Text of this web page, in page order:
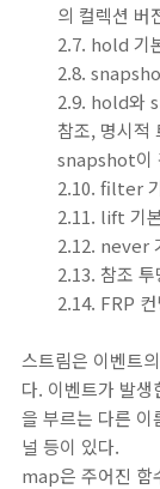
의 컬렉션 버
2.7. hold 기
2.8.
2.9. hold와
참조, 명시적
snapshot이
2.10. filter
2.11. lift 기
2.12. never
2.13. 참조
2.14. FRP
스트림은 이벤트
다. 이벤트가 발
을 부르는 다른 이
널 등이 있다.
map은 주어진 함